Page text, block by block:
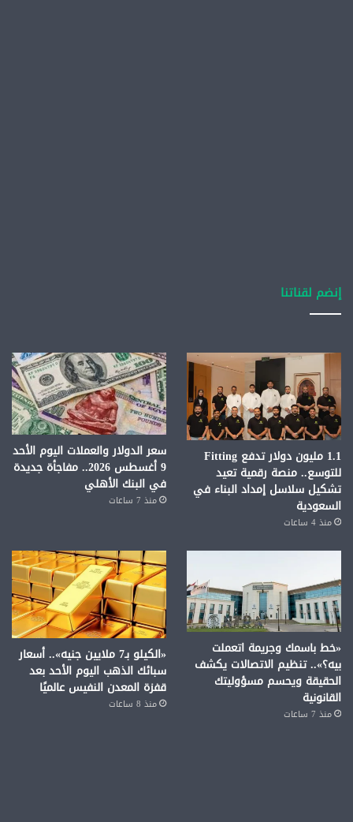
إنضم لقناتنا
1.1 مليون دولار تدفع Fitting
للتوسع.. منصة رقمية تعيد
تشكيل سلاسل إمداد البناء في
السعودية
منذ 4 ساعات
سعر الدولار والعملات اليوم الأحد
9 أغسطس 2026.. مفاجأة جديدة
في البنك الأهلي
منذ 7 ساعات
«خط باسمك وجريمة اتعملت
بيه؟».. تنظيم الاتصالات يكشف
الحقيقة ويحسم مسؤوليتك
القانونية
منذ 7 ساعات
«الكيلو بـ7 ملايين جنيه».. أسعار
سبائك الذهب اليوم الأحد بعد
قفزة المعدن النفيس عالميًا
منذ 8 ساعات